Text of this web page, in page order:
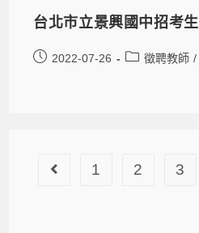
台北市立景興國中招考
2022-07-26 徵聘教師 /
1 2 3